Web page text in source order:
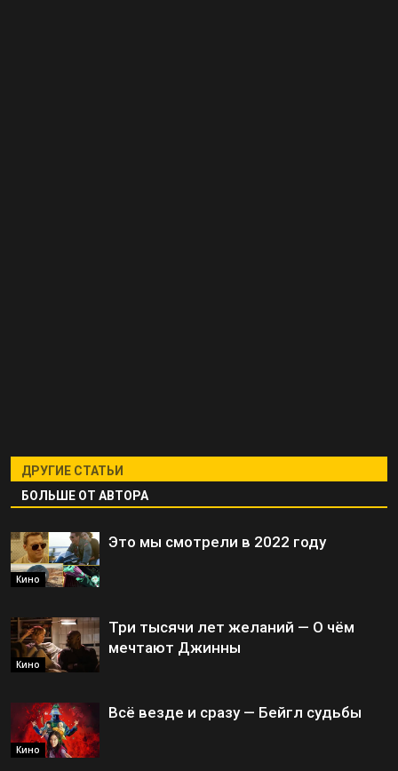
ДРУГИЕ СТАТЬИ
БОЛЬШЕ ОТ АВТОРА
Кино
Это мы смотрели в 2022 году
Кино
Три тысячи лет желаний — О чём
мечтают Джинны
Кино
Всё везде и сразу — Бейгл судьбы